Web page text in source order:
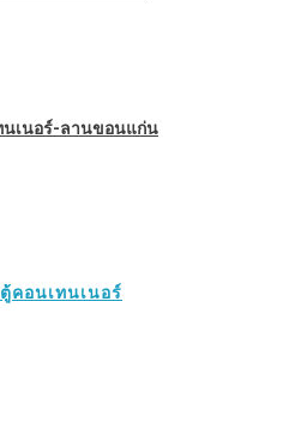
นเนอร์-ลานขอนแก่น
คอนเทนเนอร์